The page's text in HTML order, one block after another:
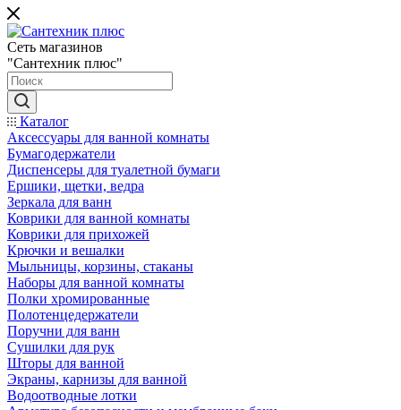
Сеть магазинов
"Сантехник плюс"
Каталог
Аксессуары для ванной комнаты
Бумагодержатели
Диспенсеры для туалетной бумаги
Ершики, щетки, ведра
Зеркала для ванн
Коврики для ванной комнаты
Коврики для прихожей
Крючки и вешалки
Мыльницы, корзины, стаканы
Наборы для ванной комнаты
Полки хромированные
Полотенцедержатели
Поручни для ванн
Сушилки для рук
Шторы для ванной
Экраны, карнизы для ванной
Водоотводные лотки